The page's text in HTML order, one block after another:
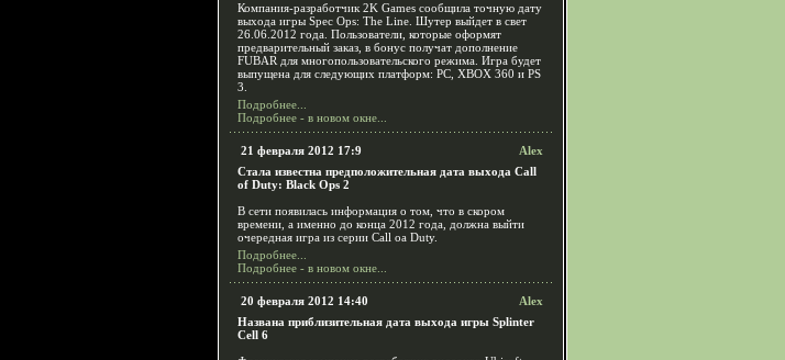
Компания-разработчик 2K Games сообщила точную дату
выхода игры Spec Ops: The Line. Шутер выйдет в свет
26.06.2012 года. Пользователи, которые оформят
предварительный заказ, в бонус получат дополнение
FUBAR для многопользовательского режима. Игра будет
выпущена для следующих платформ: PC, XBOX 360 и PS
3.
Подробнее...
Подробнее - в новом окне...
21 февраля 2012 17:9
Alex
Стала известна предположительная дата выхода Call
of Duty: Black Ops 2
В сети появилась информация о том, что в скором
времени, а именно до конца 2012 года, должна выйти
очередная игра из серии Call oа Duty.
Подробнее...
Подробнее - в новом окне...
20 февраля 2012 14:40
Alex
Названа приблизительная дата выхода игры Splinter
Cell 6